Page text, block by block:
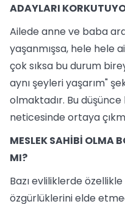
ADAYLARI
Ailede anne ve baba
yaşanmışsa, hele hele
çok sıksa bu durum
aynı şeyleri yaşarım"
olmaktadır. Bu düşünce
neticesinde ortaya
MESLEK SAHİBİ OLMA
MI?
Bazı evliliklerde
özgürlüklerini elde